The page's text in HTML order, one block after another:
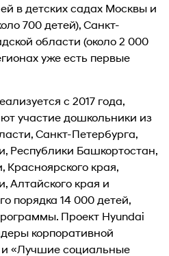
в детских садах Москвы и
700 детей), Санкт-
области (около 2 000
уже есть первые
с 2017 года,
участие дошкольники из
Санкт-Петербурга,
Республики Башкортостан,
Красноярского края,
Алтайского края и
порядка 14 000 детей,
Проект Hyundai
корпоративной
и «Лучшие социальные